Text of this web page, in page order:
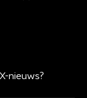
nieuws?